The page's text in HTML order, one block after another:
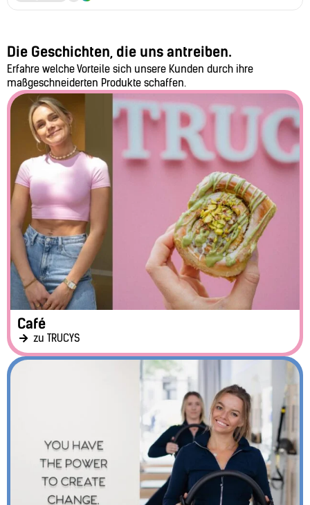
Die Geschichten, die uns antreiben.
Erfahre welche Vorteile sich unsere Kunden durch ihre
maßgeschneiderten Produkte schaffen.
Café
zu TRUCYS